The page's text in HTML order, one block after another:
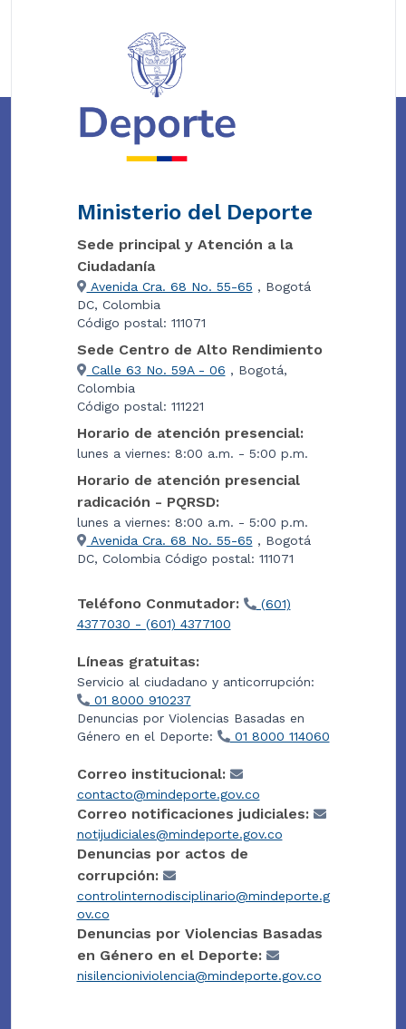
Ministerio del Deporte
Sede principal y Atención a la
Ciudadanía
Avenida Cra. 68 No. 55-65 , Bogotá
DC, Colombia
Código postal: 111071
Sede Centro de Alto Rendimiento
Calle 63 No. 59A - 06 , Bogotá,
Colombia
Código postal: 111221
Horario de atención presencial:
lunes a viernes: 8:00 a.m. - 5:00 p.m.
Horario de atención presencial
radicación - PQRSD:
lunes a viernes: 8:00 a.m. - 5:00 p.m.
Avenida Cra. 68 No. 55-65 , Bogotá
DC, Colombia Código postal: 111071
Teléfono Conmutador:
(601)
4377030 - (601) 4377100
Líneas gratuitas:
Servicio al ciudadano y anticorrupción:
01 8000 910237
Denuncias por Violencias Basadas en
Género en el Deporte:
01 8000 114060
Correo institucional:
contacto@mindeporte.gov.co
Correo notificaciones judiciales:
notijudiciales@mindeporte.gov.co
Denuncias por actos de
corrupción:
controlinternodisciplinario@mindeporte.g
ov.co
Denuncias por Violencias Basadas
en Género en el Deporte:
nisilencioniviolencia@mindeporte.gov.co